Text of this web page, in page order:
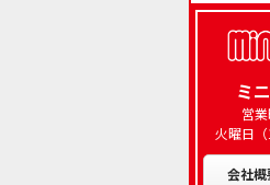
ミ
営
火曜日（
会社概